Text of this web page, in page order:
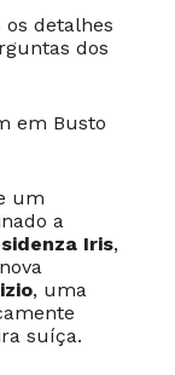
detalhes
dos
em Busto
um
a
Iris,
, uma
suíça.